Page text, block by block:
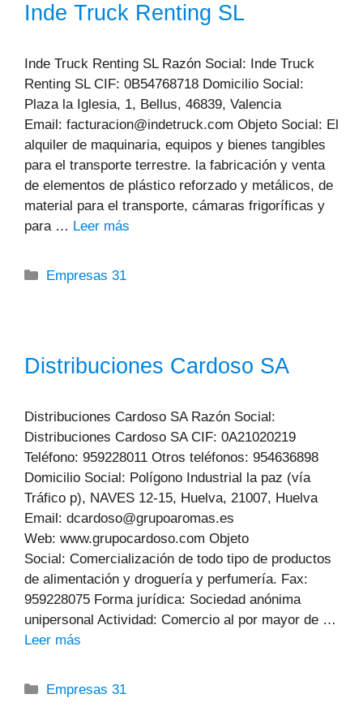
Inde Truck Renting SL
Inde Truck Renting SL Razón Social: Inde Truck
Renting SL CIF: 0B54768718 Domicilio Social:
Plaza la Iglesia, 1, Bellus, 46839, Valencia
Email: facturacion@indetruck.com Objeto Social: El
alquiler de maquinaria, equipos y bienes tangibles
para el transporte terrestre. la fabricación y venta
de elementos de plástico reforzado y metálicos, de
material para el transporte, cámaras frigoríficas y
para … Leer más
Categorías
Empresas 31
Distribuciones Cardoso SA
Distribuciones Cardoso SA Razón Social:
Distribuciones Cardoso SA CIF: 0A21020219
Teléfono: 959228011 Otros teléfonos: 954636898
Domicilio Social: Polígono Industrial la paz (vía
Tráfico p), NAVES 12-15, Huelva, 21007, Huelva
Email: dcardoso@grupoaromas.es
Web: www.grupocardoso.com Objeto
Social: Comercialización de todo tipo de productos
de alimentación y droguería y perfumería. Fax:
959228075 Forma jurídica: Sociedad anónima
unipersonal Actividad: Comercio al por mayor de …
Leer más
Categorías
Empresas 31